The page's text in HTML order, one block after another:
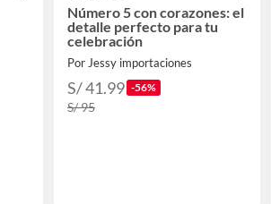
Número 5 con corazones: el
detalle perfecto para tu
celebración
Por Jessy importaciones
S/ 41.99 -56%
S/ 95